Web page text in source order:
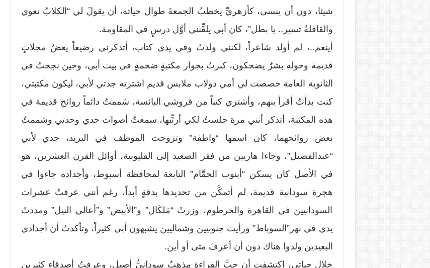
شيئا، دون أن ينسى، كأزهريِّ يخطبُ الجمعةَ طوال حياته، أن يقولَ لي “الكلابُ تعوي
والقافلةُ تسير.. يا بطل”، كان أبي يلقِّنني أوَّل درسٍ في المقاومة.
أينعم..، لم أولد شاعراً، لكنني ولدتُ وفي يدي كتاب، أتذكرني رضيعاً يعضُ مجلاتٍ
قديمة وحوله بشرٌ يضحكون، كبرتُ بجوار مكتبةٍ ضخمةٍ في بيت أبي، وحين نجحتُ في
الثانوية العامة خصصت لي أمي دولاب ملابس قديم اشترته جدتي لأبي، ليكون مكتبتي،
كنت بدأتُ أقرأ بنهم، وأشتري كتباً من قروشي البائسة، شممتُ دائماً روائح قديمة في
هذه المكتبة، أتذكر أنني مرة جلستُ لكي أرتِّبها، سمعتُ أصوات جدي وجدتي وشممتُ
بعض روائحهما، كان اسمها “واطفة” وتزوجت الموظف في البريد، جدي لأبي
“عبدالفضيل”، وجاءا هاربين من فقر الصعيد إلى القليوبية، أوائل القرن العشرين، هو
في الأصل كان يسكن “أبنوب الحمَّام” التابعة لمحافظة أسيوط، وأجداده جاءوا في
هجرة سودانية قديمة، لم أتمكَّن من تحديدها بدقةٍ أبداً، رغم أنني عرفتُ عشرات
السودانيين في القاهرة والخرطوم، وزرتُ “مَلكَال” و”الأبيض” و”أعالي النيل” ومددتُ
يدي في نهر”السوباط” ورأيت جنوبيين وشماليين يشبهون أبي كثيراً، وتأكدتُ أن أجدادي
البعيدين ولدوا هناك دون أن أعرفَ متى أو أين.
خلال حياتي، اكتشفت أن حبَّ القراءة مذهبٌ سودانيُّ أصيل، وعرفتُ أصدقاء كثيرين